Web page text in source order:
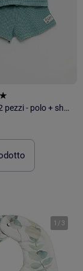
Completo 2 pezzi - polo + shorts in maglia waffle
1 / 3